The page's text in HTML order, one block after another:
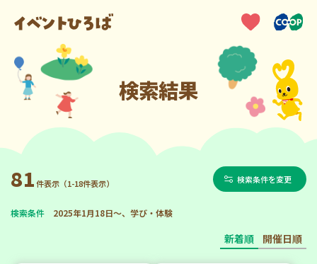
検索結果
81件表示（1-18件表示） 検索条件を変更
検索条件 2025年1月18日～、学び・体験
新着順 開催日順